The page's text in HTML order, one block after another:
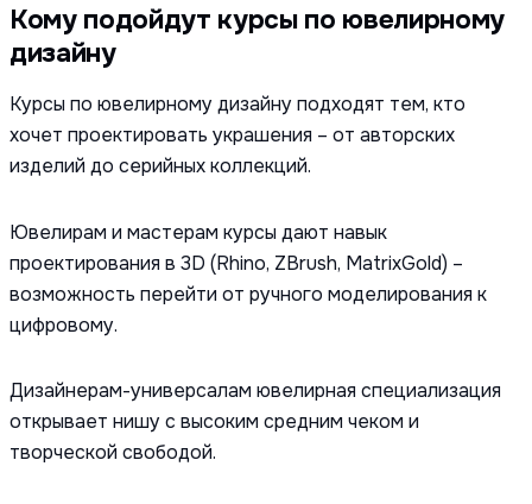
Кому подойдут курсы по ювелирному
дизайну
Курсы по ювелирному дизайну подходят тем, кто
хочет проектировать украшения – от авторских
изделий до серийных коллекций.
Ювелирам и мастерам курсы дают навык
проектирования в 3D (Rhino, ZBrush, MatrixGold) –
возможность перейти от ручного моделирования к
цифровому.
Дизайнерам-универсалам ювелирная специализация
открывает нишу с высоким средним чеком и
творческой свободой.